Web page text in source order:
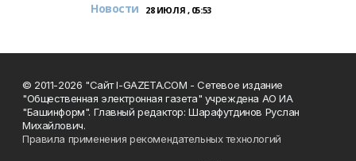
Новости 28 ИЮЛЯ , 05:53
© 2011-2026 "Сайт I-GAZETA.COM - Сетевое издание
"Общественная электронная газета" учреждена АО ИА
"Башинформ". Главный редактор: Шарафутдинов Руслан
Михайлович.
Правила применения рекомендательных технологий